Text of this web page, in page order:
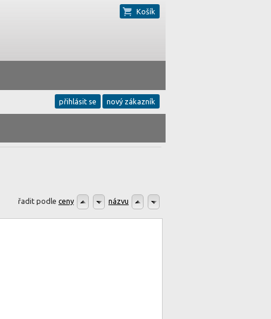
Košík
přihlásit se nový zákazník
řadit podle ceny názvu